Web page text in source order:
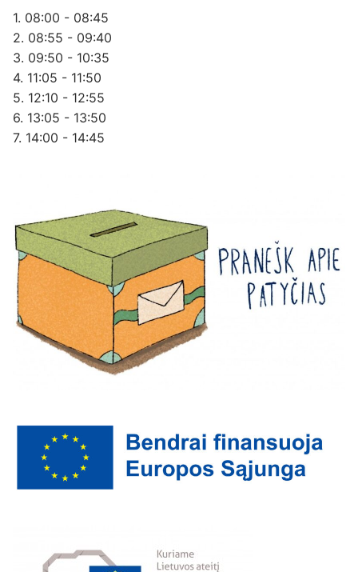
1. 08:00 - 08:45
2. 08:55 - 09:40
3. 09:50 - 10:35
4. 11:05 - 11:50
5. 12:10 - 12:55
6. 13:05 - 13:50
7. 14:00 - 14:45